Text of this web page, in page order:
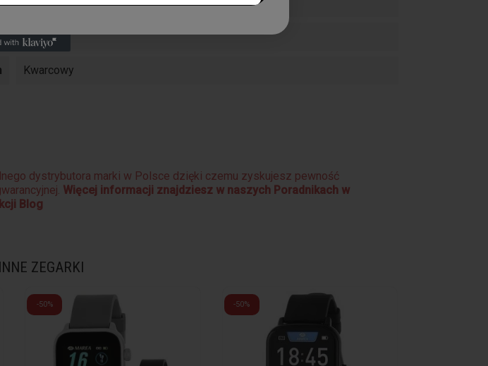
30 mm
Kwarcowy
dystrybutora marki w Polsce dzięki czemu zyskujesz pewność
Więcej informacji znajdziesz w naszych Poradnikach w
Blog
ZEGARKI
-50% -50%